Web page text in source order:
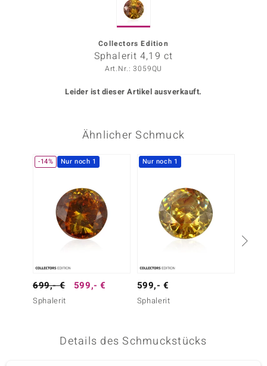
Collectors Edition
Sphalerit 4,19 ct
Art.Nr.: 3059QU
Leider ist dieser Artikel ausverkauft.
Ähnlicher Schmuck
-14% Nur noch 1
699,- € 599,- €
Sphalerit
Nur noch 1
599,- €
Sphalerit
Details des Schmuckstücks